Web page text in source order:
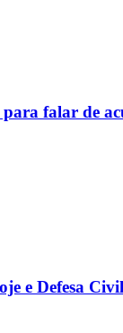
falar de
e Defesa